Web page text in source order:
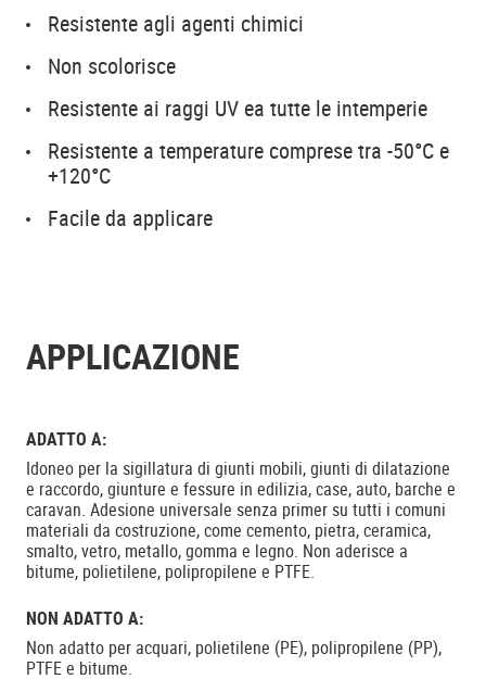
Resistente agli agenti chimici
Non scolorisce
Resistente ai raggi UV ea tutte le intemperie
Resistente a temperature comprese tra -50°C e
+120°C
Facile da applicare
APPLICAZIONE
ADATTO A:
Idoneo per la sigillatura di giunti mobili, giunti di dilatazione
e raccordo, giunture e fessure in edilizia, case, auto, barche e
caravan. Adesione universale senza primer su tutti i comuni
materiali da costruzione, come cemento, pietra, ceramica,
smalto, vetro, metallo, gomma e legno. Non aderisce a
bitume, polietilene, polipropilene e PTFE.
NON ADATTO A:
Non adatto per acquari, polietilene (PE), polipropilene (PP),
PTFE e bitume.